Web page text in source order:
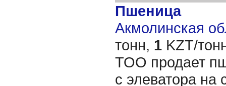
Пшеница
Акмолинская
тонн, 1 KZT/
ТОО продает
с элеватора на